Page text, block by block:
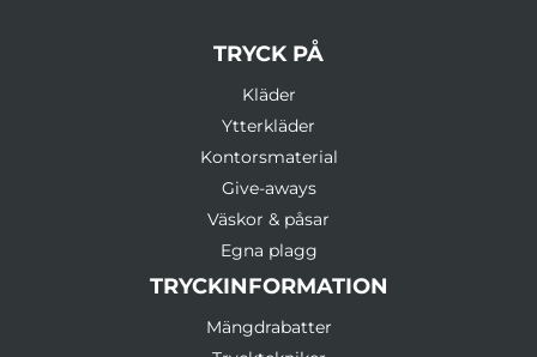
TRYCK PÅ
Kläder
Ytterkläder
Kontorsmaterial
Give-aways
Väskor & påsar
Egna plagg
TRYCKINFORMATION
Mängdrabatter